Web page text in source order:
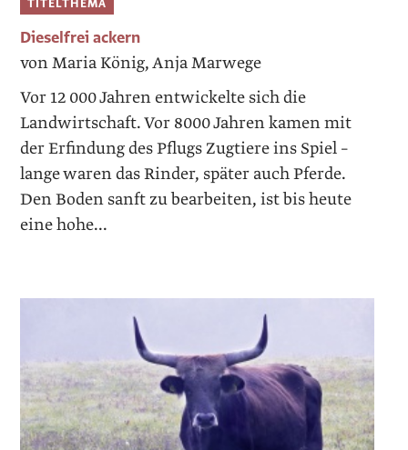
TITELTHEMA
Dieselfrei ackern
von Maria König, Anja Marwege
Vor 12 000 Jahren entwickelte sich die
Landwirtschaft. Vor 8000 Jahren kamen mit
der Erfindung des Pflugs Zugtiere ins Spiel –
lange waren das Rinder, später auch Pferde.
Den Boden sanft zu bearbeiten, ist bis heute
eine hohe...